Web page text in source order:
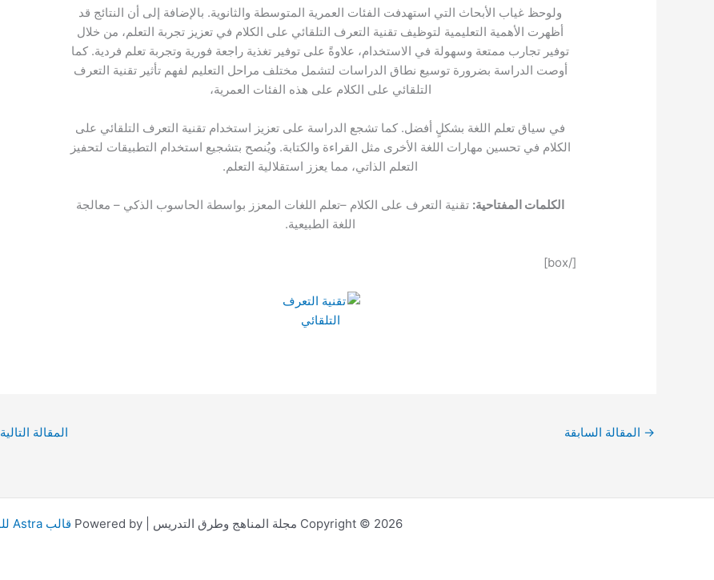
ولوحظ غياب الأبحاث التي استهدفت الفئات العمرية المتوسطة والثانوية. بالإضافة إلى أن النتائج قد
أظهرت الأهمية التعليمية لتوظيف تقنية التعرف التلقائي على الكلام في تعزيز تجربة التعلم، من خلال
توفير تجارب ممتعة وسهولة في الاستخدام، علاوةً على توفير تغذية راجعة فورية وتجربة تعلم فردية. كما
أوصت الدراسة بضرورة توسيع نطاق الدراسات لتشمل مختلف مراحل التعليم لفهم تأثير تقنية التعرف
التلقائي على الكلام على هذه الفئات العمرية،
في سياق تعلم اللغة بشكلٍ أفضل. كما تشجع الدراسة على تعزيز استخدام تقنية التعرف التلقائي على
الكلام في تحسين مهارات اللغة الأخرى مثل القراءة والكتابة. ويُنصح بتشجيع استخدام التطبيقات لتحفيز
التعلم الذاتي، مما يعزز استقلالية التعلم.
الكلمات المفتاحية: تقنية التعرف على الكلام –تعلم اللغات المعزز بواسطة الحاسوب الذكي – معالجة
اللغة الطبيعية.
[/box]
→ المقالة السابقة المقالة التالية
Copyright © 2026 مجلة المناهج وطرق التدريس | Powered by قالب Astra للووردبريس